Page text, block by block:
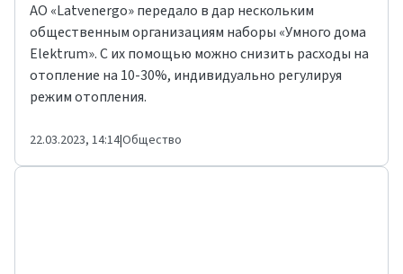
AО «Latvenergo» передало в дар нескольким
общественным организациям наборы «Умного дома
Elektrum». С их помощью можно снизить расходы на
отопление на 10-30%, индивидуально регулируя
режим отопления.
22.03.2023, 14:14|Общество